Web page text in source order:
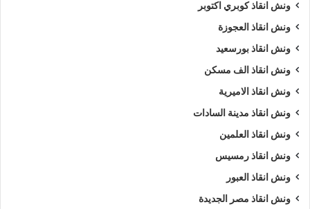
ونش انقاذ كوبري اكتوبر
ونش انقاذ العجوزة
ونش انقاذ بورسعيد
ونش انقاذ الف مسكن
ونش انقاذ الاميرية
ونش انقاذ مدينة السادات
ونش انقاذ العلمين
ونش انقاذ رمسيس
ونش انقاذ العبور
ونش انقاذ مصر الجديدة